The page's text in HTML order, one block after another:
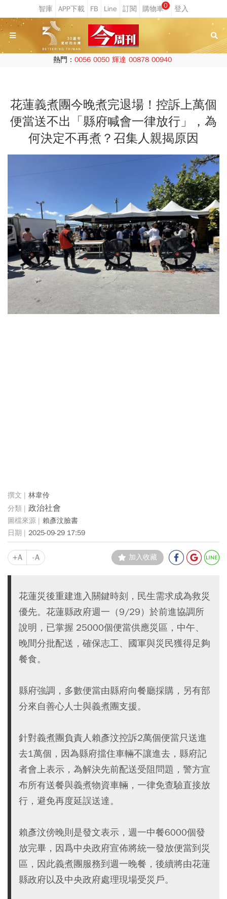
0
熱門： 0056 0050 輝達 00878 00940
花蓮義煮團今晚煮完退場！控訴上萬個
便當送不出「縣府喊會一律放行」，為
何決定不再煮？召集人親揭原因
林韋伶
政治社會
賴彥汶臉書
2025-09-29 17:59
+A -A 加入收藏
花蓮災後重建進入關鍵時刻，民生需求成為救災
優先。花蓮縣政府週一（9/29）於前進協調所
說明，已掌握 25000個便當供應災區，中午、
晚間分批配送，確保志工、國軍與災民獲得足夠
餐食。
縣府強調，多數便當由縣府向餐廳採購，另有部
分來自善心人士與義煮團支援。
針對義煮團負責人賴彥汶控訴2萬個便當只送進
去1萬個，因為縣府擋住車輛不讓進去，縣府記
者會上表示，為解決先前配送受阻問題，警方宣
布所有送餐與義煮物資車輛，一律免查驗直接放
行，避免再度延誤送達。
賴彥汶傍晚則是發文表示，週一中餐6000個發
放完畢，因爲中央政府宣佈將統一發放便當到災
區，因此義煮團服務到週一晚餐，後續將由花蓮
縣政府以及中央政府處理現場受災戶。